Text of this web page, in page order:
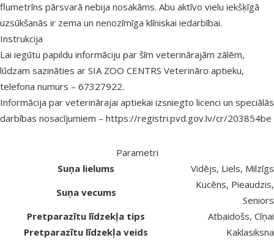
flumetrīns pārsvarā nebija nosakāms. Abu aktīvo vielu iekšķīgā
uzsūkšanās ir zema un nenozīmīga klīniskai iedarbībai.
Instrukcija
Lai iegūtu papildu informāciju par šīm veterinārajām zālēm,
lūdzam sazināties ar SIA ZOO CENTRS Veterināro aptieku,
telefona numurs – 67327922.
Informācija par veterinārajai aptiekai izsniegto licenci un speciālās
darbības nosacījumiem – https://registri.pvd.gov.lv/cr/203854be
Parametri
Suņa lielums
Vidējs, Liels, Milzīgs
Suņa vecums
Kucēns, Pieaudzis,
Seniors
Pretparazītu līdzekļa tips
Atbaidošs, Cīņai
Pretparazītu līdzekļa veids
Kaklasiksna